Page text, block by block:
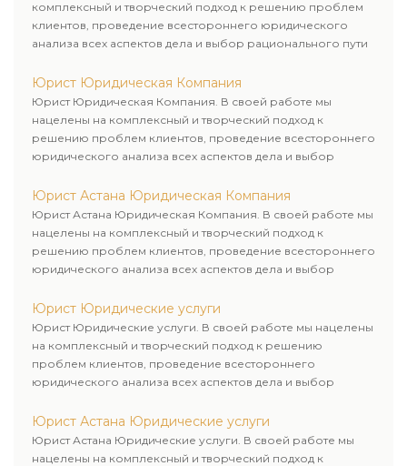
комплексный и творческий подход к решению проблем
клиентов, проведение всестороннего юридического
анализа всех аспектов дела и выбор рационального пути
Юрист Юридическая Компания
Юрист Юридическая Компания. В своей работе мы
нацелены на комплексный и творческий подход к
решению проблем клиентов, проведение всестороннего
юридического анализа всех аспектов дела и выбор
Юрист Астана Юридическая Компания
Юрист Астана Юридическая Компания. В своей работе мы
нацелены на комплексный и творческий подход к
решению проблем клиентов, проведение всестороннего
юридического анализа всех аспектов дела и выбор
Юрист Юридические услуги
Юрист Юридические услуги. В своей работе мы нацелены
на комплексный и творческий подход к решению
проблем клиентов, проведение всестороннего
юридического анализа всех аспектов дела и выбор
Юрист Астана Юридические услуги
Юрист Астана Юридические услуги. В своей работе мы
нацелены на комплексный и творческий подход к